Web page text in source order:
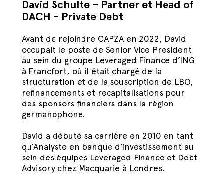
David Schulte – Partner et Head of
DACH – Private Debt
Avant de rejoindre CAPZA en 2022, David
occupait le poste de Senior Vice President
au sein du groupe Leveraged Finance d’ING
à Francfort, où il était chargé de la
structuration et de la souscription de LBO,
refinancements et recapitalisations pour
des sponsors financiers dans la région
germanophone.
David a débuté sa carrière en 2010 en tant
qu’Analyste en banque d’investissement au
sein des équipes Leveraged Finance et Debt
Advisory chez Macquarie à Londres.